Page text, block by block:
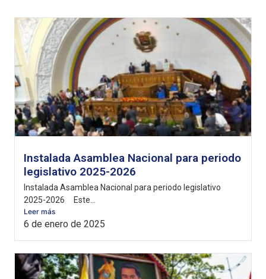
Instalada Asamblea Nacional para periodo
legislativo 2025-2026
Instalada Asamblea Nacional para periodo legislativo
2025-2026 Este...
Leer más
6 de enero de 2025